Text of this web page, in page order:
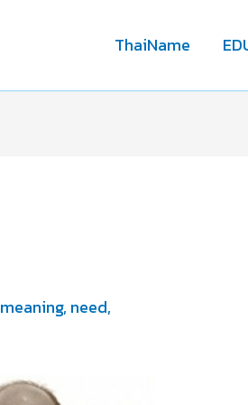
ThaiName
meaning, need,